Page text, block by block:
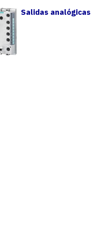
Salidas analógicas